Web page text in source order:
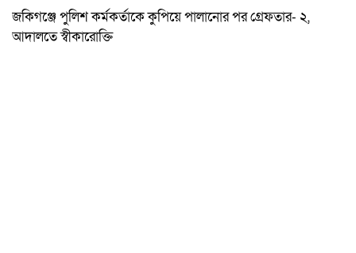
জকিগঞ্জে পুলিশ কর্মকর্তাকে কুপিয়ে পালানোর পর গ্রেফতার- ২,
আদালতে স্বীকারোক্তি